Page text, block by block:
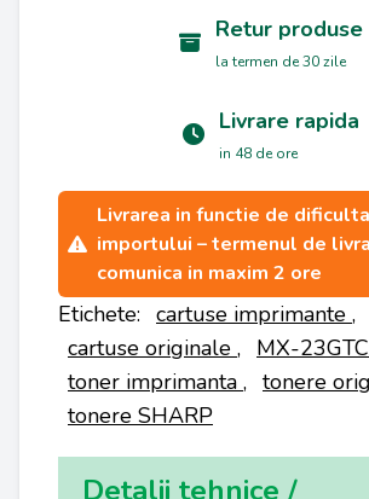
Retur produse
la termen de 30 zile
Livrare rapida
in 48 de ore
Livrarea in functie de
importului – termenul de
comunica in maxim 2 ore
Etichete: cartuse imprimante ,
cartuse originale , MX-
toner imprimanta , tonere
tonere SHARP
Detalii tehnice /